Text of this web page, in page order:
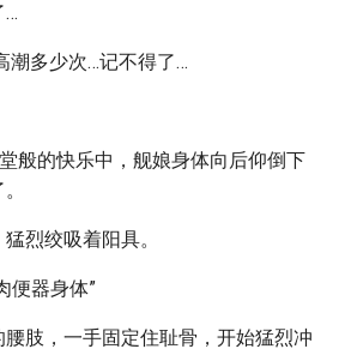
…
潮多少次…记不得了…
般的快乐中，舰娘身体向后仰倒下
烈绞吸着阳具。
便器身体”
肢，一手固定住耻骨，开始猛烈冲